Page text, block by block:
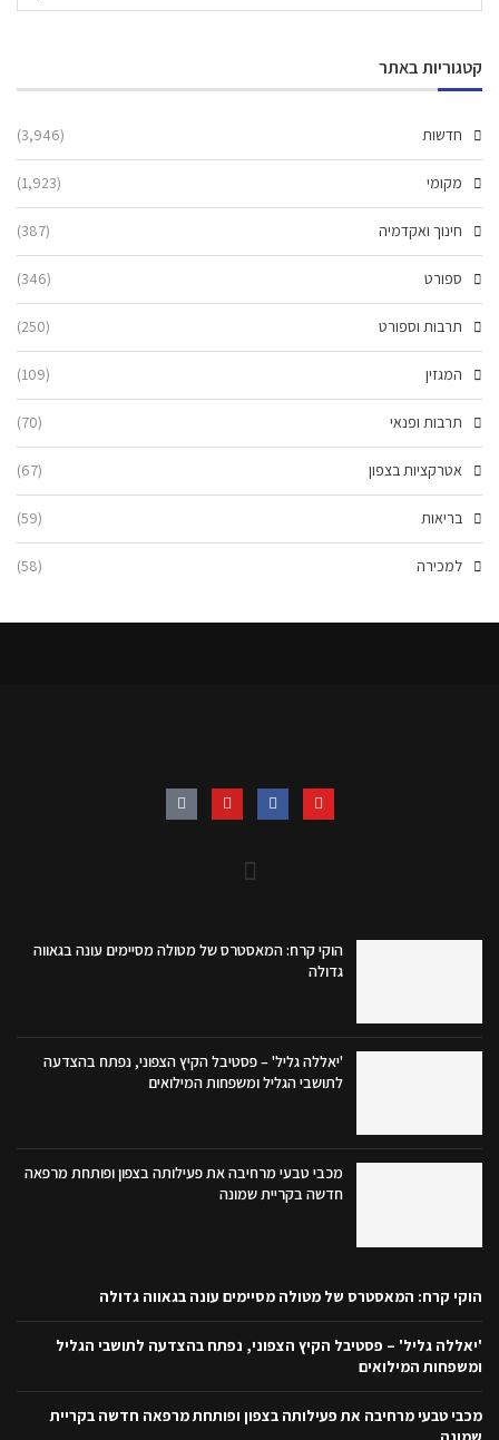
קטגוריות באתר
חדשות (3,946)
מקומי (1,923)
חינוך ואקדמיה (387)
ספורט (346)
תרבות וספורט (250)
המגזין (109)
תרבות ופנאי (70)
אטרקציות בצפון (67)
בריאות (59)
למכירה (58)
הוקי קרח: המאסטרס של מטולה מסיימים עונה בגאווה
גדולה
'יאללה גליל' – פסטיבל הקיץ הצפוני, נפתח בהצדעה
לתושבי הגליל ומשפחות המילואים
מכבי טבעי מרחיבה את פעילותה בצפון ופותחת מרפאה
חדשה בקריית שמונה
הוקי קרח: המאסטרס של מטולה מסיימים עונה בגאווה גדולה
'יאללה גליל' – פסטיבל הקיץ הצפוני, נפתח בהצדעה לתושבי הגליל
ומשפחות המילואים
מכבי טבעי מרחיבה את פעילותה בצפון ופותחת מרפאה חדשה בקריית